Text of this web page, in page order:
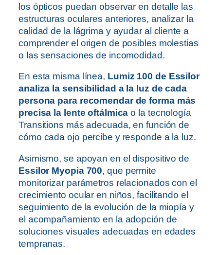
los ópticos puedan observar en detalle las
estructuras oculares anteriores, analizar la
calidad de la lágrima y ayudar al cliente a
comprender el origen de posibles molestias
o las sensaciones de incomodidad.
En esta misma línea, Lumiz 100 de Essilor
analiza la sensibilidad a la luz de cada
persona para recomendar de forma más
precisa la lente oftálmicao la tecnología
Transitions más adecuada, en función de
cómo cada ojo percibe y responde a la luz.
Asimismo, se apoyan en el dispositivo de
Essilor Myopia 700, que permite
monitorizar parámetros relacionados con el
crecimiento ocular en niños, facilitando el
seguimiento de la evolución de la miopía y
el acompañamiento en la adopción de
soluciones visuales adecuadas en edades
tempranas.